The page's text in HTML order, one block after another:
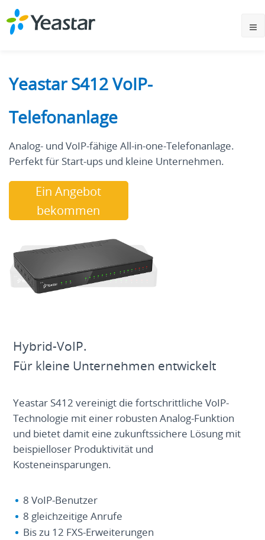
Yeastar S412 VoIP-
Telefonanlage
Analog- und VoIP-fähige All-in-one-Telefonanlage.
Perfekt für Start-ups und kleine Unternehmen.
Ein Angebot
bekommen
Hybrid-VoIP.
Für kleine Unternehmen entwickelt
Yeastar S412 vereinigt die fortschrittliche VoIP-
Technologie mit einer robusten Analog-Funktion
und bietet damit eine zukunftssichere Lösung mit
beispielloser Produktivität und
Kosteneinsparungen.
8 VoIP-Benutzer
8 gleichzeitige Anrufe
Bis zu 12 FXS-Erweiterungen